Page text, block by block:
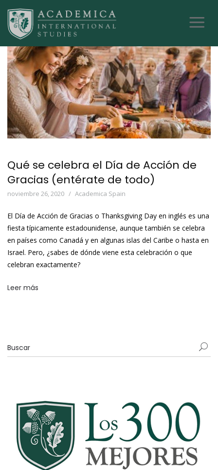
Qué se celebra el Día de Acción de
Gracias (entérate de todo)
noviembre 26, 2020 Academica Spain
El Día de Acción de Gracias o Thanksgiving Day en inglés es una
fiesta típicamente estadounidense, aunque también se celebra
en países como Canadá y en algunas islas del Caribe o hasta en
Israel. Pero, ¿sabes de dónde viene esta celebración o que
celebran exactamente?
Leer más